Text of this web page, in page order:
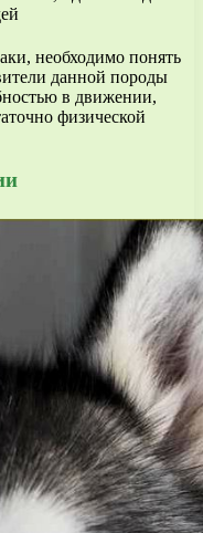
необходимо понять
данной породы
в движении,
физической